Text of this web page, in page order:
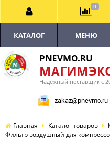
PNEVMO.RU
Надёжный поставщик с
zakaz@pnevmo.ru
КАТАЛОГ МЕНЮ
Главная Каталог товаров
Фильтр воздушный для
0